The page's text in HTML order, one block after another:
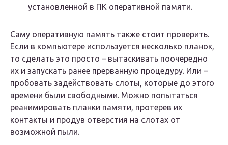
установленной в ПК оперативной памяти.
Саму оперативную память также стоит проверить.
Если в компьютере используется несколько планок,
то сделать это просто – вытаскивать поочередно
их и запускать ранее прерванную процедуру. Или –
пробовать задействовать слоты, которые до этого
времени были свободными. Можно попытаться
реанимировать планки памяти, протерев их
контакты и продув отверстия на слотах от
возможной пыли.